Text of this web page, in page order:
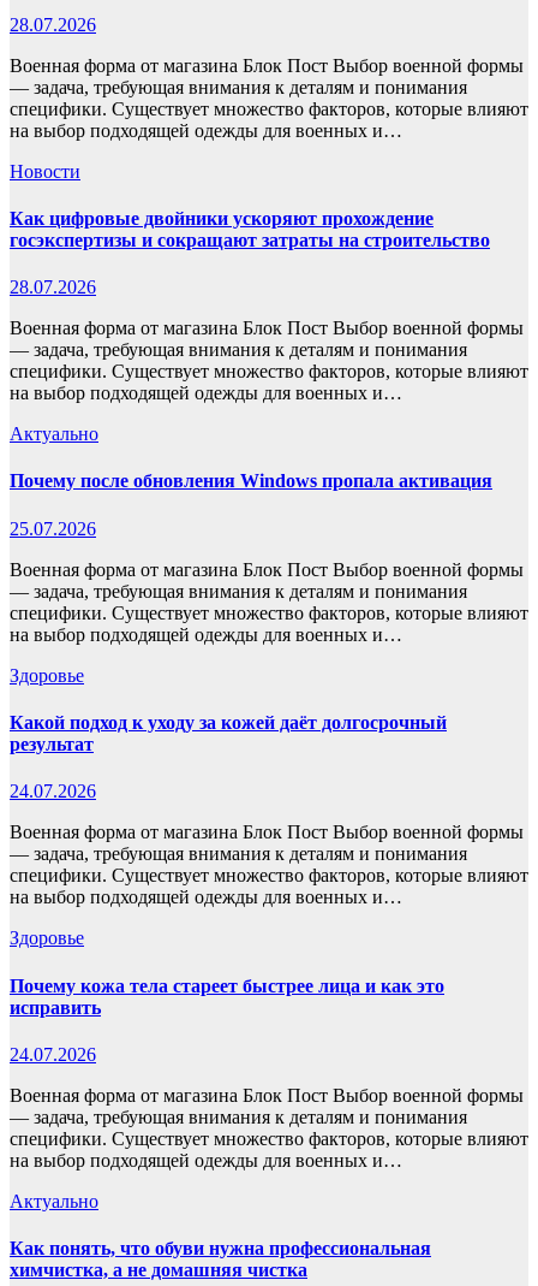
28.07.2026
Военная форма от магазина Блок Пост Выбор военной формы
— задача, требующая внимания к деталям и понимания
специфики. Существует множество факторов, которые влияют
на выбор подходящей одежды для военных и…
Новости
Как цифровые двойники ускоряют прохождение
госэкспертизы и сокращают затраты на строительство
28.07.2026
Военная форма от магазина Блок Пост Выбор военной формы
— задача, требующая внимания к деталям и понимания
специфики. Существует множество факторов, которые влияют
на выбор подходящей одежды для военных и…
Актуально
Почему после обновления Windows пропала активация
25.07.2026
Военная форма от магазина Блок Пост Выбор военной формы
— задача, требующая внимания к деталям и понимания
специфики. Существует множество факторов, которые влияют
на выбор подходящей одежды для военных и…
Здоровье
Какой подход к уходу за кожей даёт долгосрочный
результат
24.07.2026
Военная форма от магазина Блок Пост Выбор военной формы
— задача, требующая внимания к деталям и понимания
специфики. Существует множество факторов, которые влияют
на выбор подходящей одежды для военных и…
Здоровье
Почему кожа тела стареет быстрее лица и как это
исправить
24.07.2026
Военная форма от магазина Блок Пост Выбор военной формы
— задача, требующая внимания к деталям и понимания
специфики. Существует множество факторов, которые влияют
на выбор подходящей одежды для военных и…
Актуально
Как понять, что обуви нужна профессиональная
химчистка, а не домашняя чистка